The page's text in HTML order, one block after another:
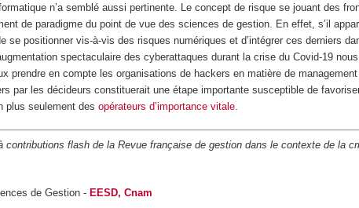
n’a semblé aussi pertinente. Le concept de risque se jouant des
de paradigme du point de vue des sciences de gestion. En effet, s’il
se positionner vis-à-vis des risques numériques et d’intégrer ces derniers
spectaculaire des cyberattaques durant la crise du Covid-19
prendre en compte les organisations de hackers en matière de
par les décideurs constituerait une étape importante susceptible de
plus seulement desopérateurs d’importance vitale
contributions flash de la Revue française de gestion dans le contexte de la
de Gestion - EESD, Cnam